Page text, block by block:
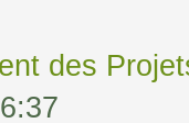
des